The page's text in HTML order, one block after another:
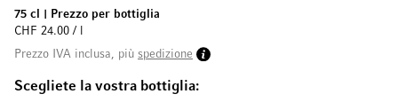
Scegliete la vostra bottiglia
75 cl
Prezzo per bottiglia
CHF 24.00 / l
Prezzo IVA inclusa, più spedizione